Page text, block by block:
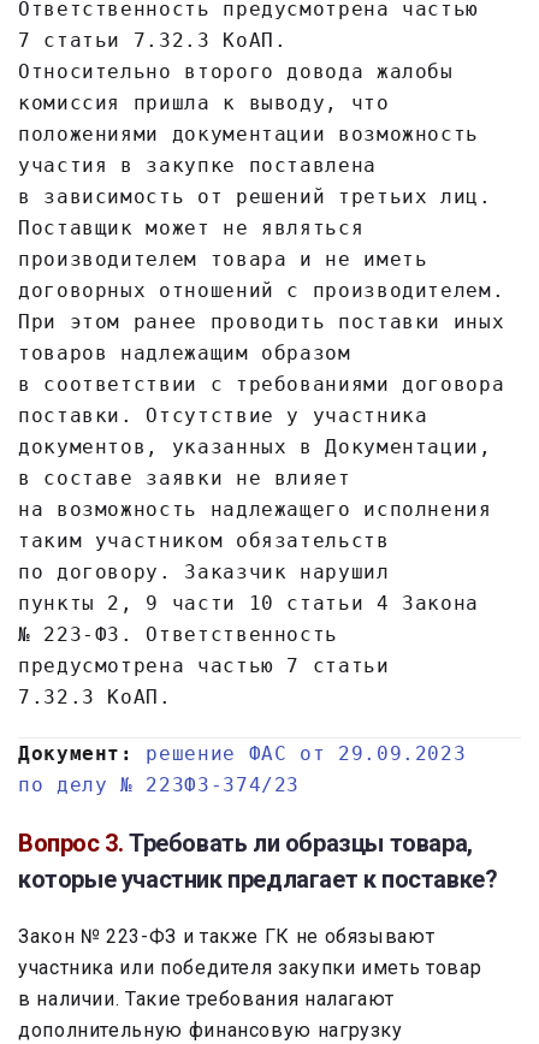
Ответственность предусмотрена частью
7 статьи 7.32.3 КоАП.
Относительно второго довода жалобы
комиссия пришла к выводу, что
положениями документации возможность
участия в закупке поставлена
в зависимость от решений третьих лиц.
Поставщик может не являться
производителем товара и не иметь
договорных отношений с производителем.
При этом ранее проводить поставки иных
товаров надлежащим образом
в соответствии с требованиями договора
поставки. Отсутствие у участника
документов, указанных в Документации,
в составе заявки не влияет
на возможность надлежащего исполнения
таким участником обязательств
по договору. Заказчик нарушил
пункты 2, 9 части 10 статьи 4 Закона
№ 223-ФЗ. Ответственность
предусмотрена частью 7 статьи
7.32.3 КоАП.
Документ: решение ФАС от 29.09.2023
по делу № 223ФЗ-374/23
Вопрос 3. Требовать ли образцы товара,
которые участник предлагает к поставке?
Закон № 223-ФЗ и также ГК не обязывают
участника или победителя закупки иметь товар
в наличии. Такие требования налагают
дополнительную финансовую нагрузку